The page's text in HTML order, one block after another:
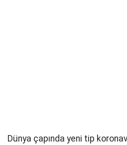
Dünya çapında yeni tip